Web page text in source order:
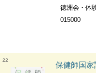
徳洲会・体
015000
22
保健師国